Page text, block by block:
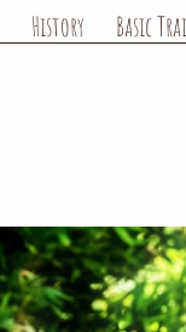
History Basic